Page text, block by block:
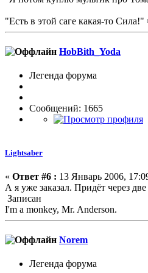
"Есть в этой саге какая-то
HobBith_Yoda
Легенда форума
Сообщений: 1665
Lightsaber
« Ответ #6 : 13 Январь 2006,
А я уже заказал. Придёт через
Записан
I'm a monkey, Mr. Anderson.
Norem
Легенда форума